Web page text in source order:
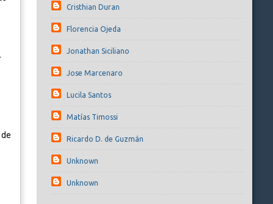
Cristhian Duran
Florencia Ojeda
Jonathan Siciliano
Jose Marcenaro
Lucila Santos
Matías Timossi
Ricardo D. de Guzmán
Unknown
Unknown